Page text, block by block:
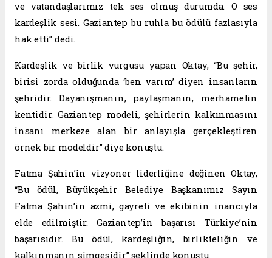
ve vatandaşlarımız tek ses olmuş durumda. O ses
kardeşlik sesi. Gaziantep bu ruhla bu ödülü fazlasıyla
hak etti” dedi.
Kardeşlik ve birlik vurgusu yapan Oktay, “Bu şehir,
birisi zorda olduğunda ‘ben varım’ diyen insanların
şehridir. Dayanışmanın, paylaşmanın, merhametin
kentidir. Gaziantep modeli, şehirlerin kalkınmasını
insanı merkeze alan bir anlayışla gerçekleştiren
örnek bir modeldir” diye konuştu.
Fatma Şahin’in vizyoner liderliğine değinen Oktay,
“Bu ödül, Büyükşehir Belediye Başkanımız Sayın
Fatma Şahin’in azmi, gayreti ve ekibinin inancıyla
elde edilmiştir. Gaziantep’in başarısı Türkiye’nin
başarısıdır. Bu ödül, kardeşliğin, birlikteliğin ve
kalkınmanın simgesidir” şeklinde konuştu.